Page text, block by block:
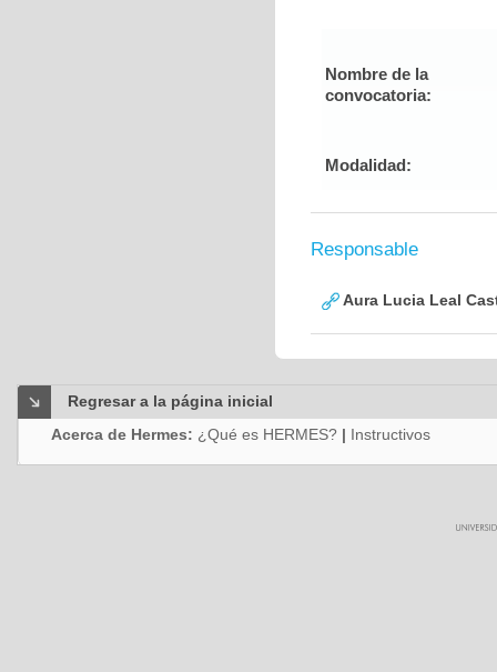
Nombre de la
convocatoria:
Modalidad:
Responsable
Aura Lucia Leal
Regresar a la página inicial
Acerca de Hermes: ¿Qué es HERMES? | Instructivos